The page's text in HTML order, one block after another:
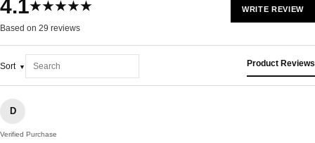
4.1★★★★★
Based on 29 reviews
WRITE REVIEW
Sort Product Reviews
D
Verified Purchase